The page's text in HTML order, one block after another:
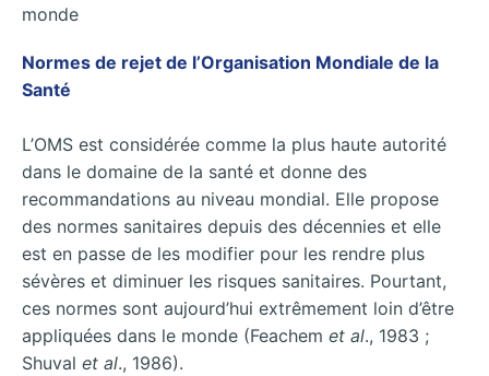
monde
Normes de rejet de l’Organisation Mondiale de la
Santé
L’OMS est considérée comme la plus haute autorité
dans le domaine de la santé et donne des
recommandations au niveau mondial. Elle propose
des normes sanitaires depuis des décennies et elle
est en passe de les modifier pour les rendre plus
sévères et diminuer les risques sanitaires. Pourtant,
ces normes sont aujourd’hui extrêmement loin d’être
appliquées dans le monde (Feachem et al., 1983 ;
Shuval et al., 1986).